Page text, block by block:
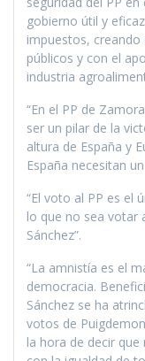
gobierno útil y
impuestos,
públicos y con el
industria
“En el PP de
ser un pilar de la
altura de España y
España necesitan
“El voto al PP es el
lo que no sea votar
Sánchez”.
“La amnistía es el
democracia.
Sánchez se ha
votos de
la hora de decir